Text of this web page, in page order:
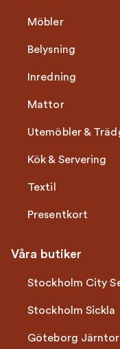
Möbler
Belysning
Inredning
Mattor
Utemöbler &
Kök & Servering
Textil
Presentkort
Våra butiker
Stockholm City
Stockholm Sickla
Göteborg